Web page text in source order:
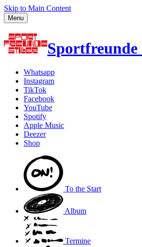
Skip to Main Content
Menu
Whatsapp
Instagram
TikTok
Facebook
YouTube
Spotify
Apple Music
Deezer
Shop
To the Start
Album
Termine